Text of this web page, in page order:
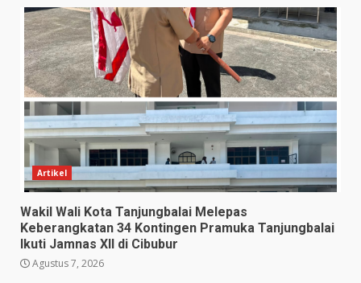
Artikel
Wakil Wali Kota Tanjungbalai Melepas
Keberangkatan 34 Kontingen Pramuka Tanjungbalai
Ikuti Jamnas XII di Cibubur
Agustus 7, 2026